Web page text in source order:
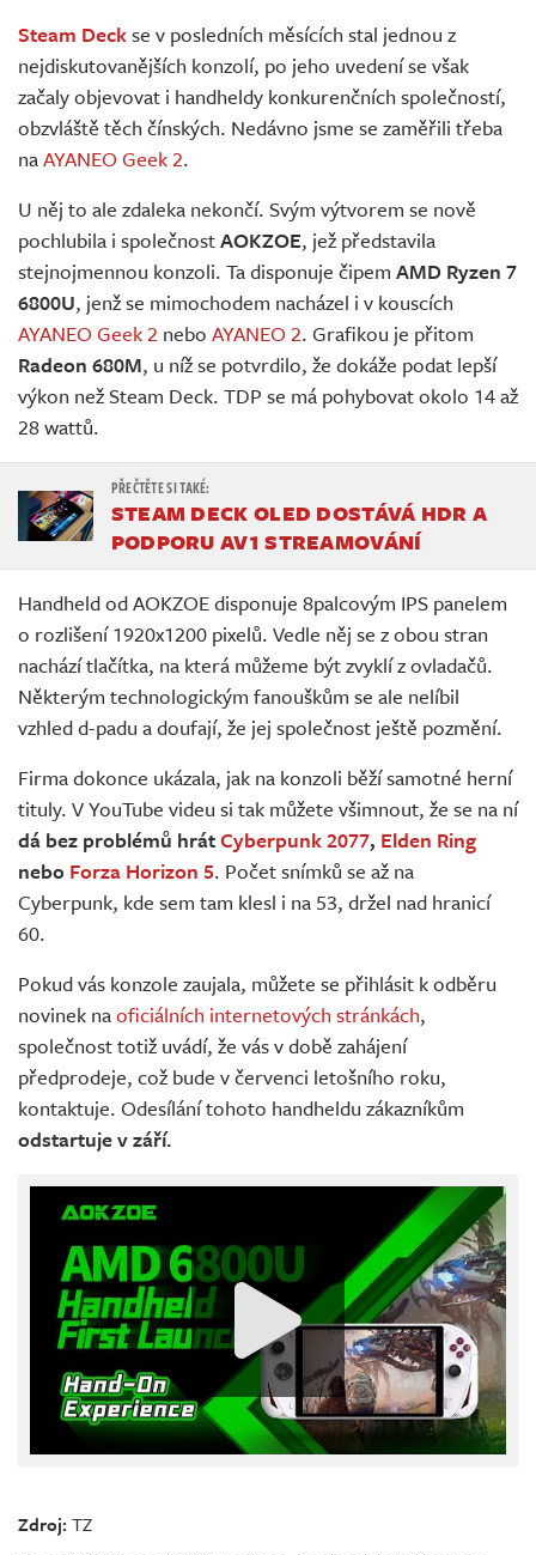
Živě
Steam Deckse v posledních měsících stal jednou z
nejdiskutovanějších konzolí, po jeho uvedení se však
začaly objevovat i handheldy konkurenčních společností,
obzvláště těch čínských. Nedávno jsme se zaměřili třeba
naAYANEO Geek 2.
U něj to ale zdaleka nekončí. Svým výtvorem se nově
pochlubila i společnostAOKZOE, jež představila
stejnojmennou konzoli. Ta disponuje čipem AMD Ryzen 7
6800U, jenž se mimochodem nacházel i v kouscích
AYANEO Geek 2 nebo AYANEO 2. Grafikou je přitom
Radeon 680M, u níž se potvrdilo, že dokáže podat lepší
výkon než Steam Deck. TDP se má pohybovat okolo 14 až
28 wattů.
STEAM DECK OLED DOSTÁVÁ HDR A
PODPORU AV1 STREAMOVÁNÍ
Handheld od AOKZOE disponuje 8palcovým IPS panelem
o rozlišení 1920x1200 pixelů. Vedle něj se z obou stran
nachází tlačítka, na která můžeme být zvyklí z ovladačů.
Některým technologickým fanouškům se ale nelíbil
vzhled d-padu a doufají, že jej společnost ještě pozmění.
Firma dokonce ukázala, jak na konzoli běží samotné herní
tituly. V YouTube videu si tak můžete všimnout, že se na ní
dá bez problémů hrátCyberpunk 2077, Elden Ring
nebo Forza Horizon 5. Počet snímků se až na
Cyberpunk, kde sem tam klesl i na 53, držel nad hranicí
60.
Pokud vás konzole zaujala, můžete se přihlásit k odběru
novinek naoficiálních internetových stránkách,
společnost totiž uvádí, že vás v době zahájení
předprodeje, což bude v červenci letošního roku,
kontaktuje. Odesílání tohoto handheldu zákazníkům
odstartuje v září.
Zdroj:TZ